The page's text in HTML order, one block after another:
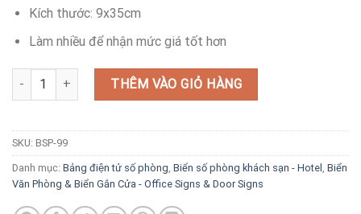
Kích thước: 9x35cm
Làm nhiều để nhận mức giá tốt hơn
Bảng số phòng điện tử rảnh bận số lượng
THÊM VÀO GIỎ HÀNG
SKU: BSP-99
Danh mục: Bảng điện tử số phòng Biển số phòng khách sạn - Hotel Biển
Văn Phòng & Biển Gắn Cửa - Office Signs & Door Signs